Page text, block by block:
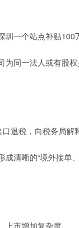
一个站点补贴100
为同一法人或有股
退税，向税务局解
成清晰的“境外接单